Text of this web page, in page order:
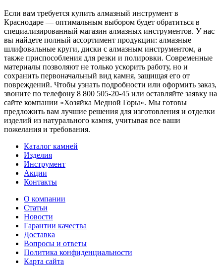
Если вам требуется купить алмазный инструмент в
Краснодаре — оптимальным выбором будет обратиться в
специализированный магазин алмазных инструментов. У нас
вы найдете полный ассортимент продукции: алмазные
шлифовальные круги, диски с алмазным инструментом, а
также приспособления для резки и полировки. Современные
материалы позволяют не только ускорить работу, но и
сохранить первоначальный вид камня, защищая его от
повреждений. Чтобы узнать подробности или оформить заказ,
звоните по телефону 8 800 505-20-45 или оставляйте заявку на
сайте компании «Хозяйка Медной Горы». Мы готовы
предложить вам лучшие решения для изготовления и отделки
изделий из натурального камня, учитывая все ваши
пожелания и требования.
Каталог камней
Изделия
Инструмент
Акции
Контакты
О компании
Статьи
Новости
Гарантии качества
Доставка
Вопросы и ответы
Политика конфиденциальности
Карта сайта